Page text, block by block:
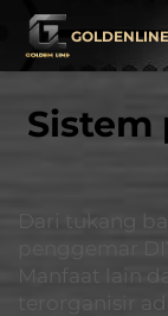
Dari tukang
penggemar
Manfaat lain
terorganisir